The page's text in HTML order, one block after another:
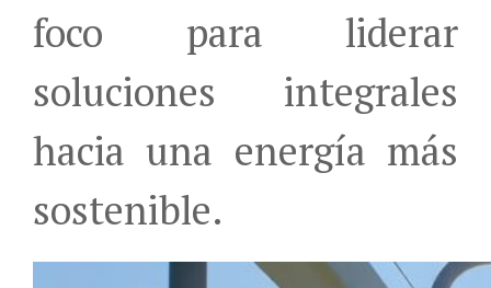
foco para liderar
soluciones integrales
hacia una energía más
sostenible.